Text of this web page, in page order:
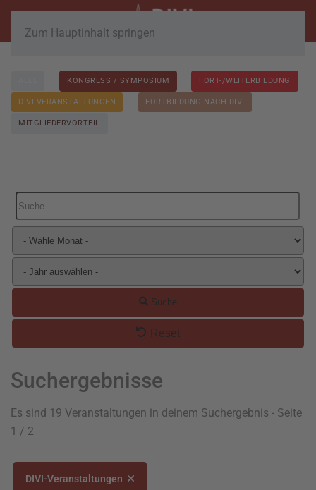
Zum Hauptinhalt springen
KONGRESS / SYMPOSIUM FORT-/WEITERBILDUNG
DIVI-VERANSTALTUNGEN FORTBILDUNG NACH DIVI
MITGLIEDERVORTEIL
Suche...
Suche
Reset
Suchergebnisse
Es sind 19 Veranstaltungen in deinem Suchergebnis - Seite
1 / 2
DIVI-Veranstaltungen